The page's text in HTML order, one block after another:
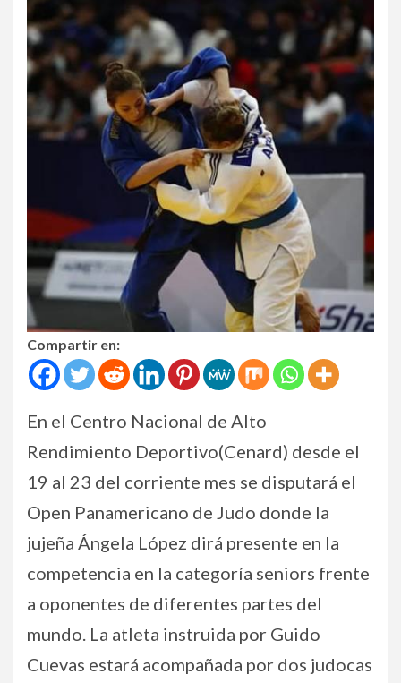
Compartir en:
En el Centro Nacional de Alto
Rendimiento Deportivo(Cenard) desde el
19 al 23 del corriente mes se disputará el
Open Panamericano de Judo donde la
jujeña Ángela López dirá presente en la
competencia en la categoría seniors frente
a oponentes de diferentes partes del
mundo. La atleta instruida por Guido
Cuevas estará acompañada por dos judocas